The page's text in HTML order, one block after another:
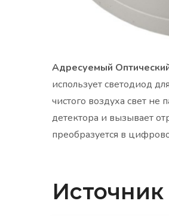
Адресуемый
использует светодиод
чистого воздуха свет
детектора и вызывает
преобразуется в
Источник